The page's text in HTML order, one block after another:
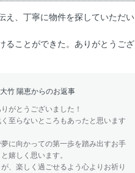
え、丁寧に物件を探していただい
ることができた。ありがとうござ
竹 陽恵からのお返事
がとうございました！
至らないところもあったと思います
に向かっての第一歩を踏み出すお手
嬉しく思います。
、楽しく過ごせるよう心よりお祈り